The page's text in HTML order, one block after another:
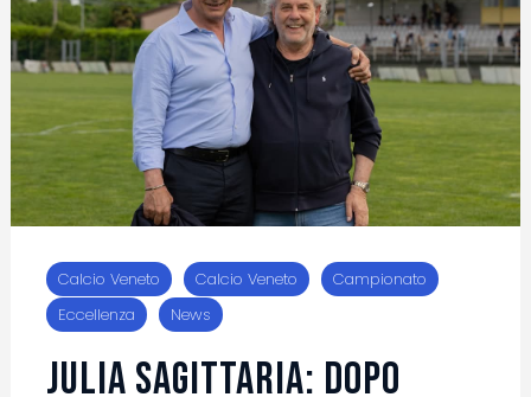
Calcio Veneto Calcio Veneto
Campionato
Eccellenza
News
Julia Sagittaria: dopo